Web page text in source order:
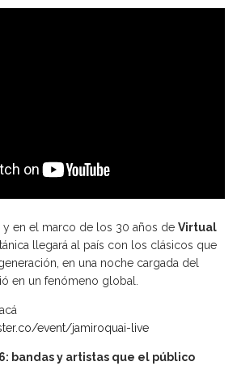
y en el marco de los 30 años de Virtual
llegará al país con los clásicos que
en una noche cargada del
en un fenómeno global.
event/jamiroquai-live
bandas y artistas que el público